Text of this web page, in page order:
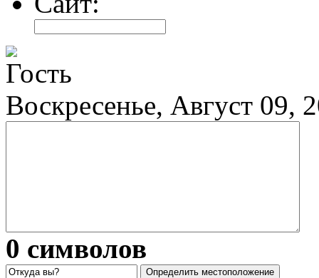
Гость
Воскресенье, Август 09,
0 символов
Определить местоположение